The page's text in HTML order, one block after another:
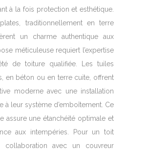
à la fois protection et esthétique.
traditionnellement en terre
un charme authentique aux
méticuleuse requiert l’expertise
de toiture qualifiée. Les tuiles
en béton ou en terre cuite, offrent
moderne avec une installation
à leur système d’emboîtement. Ce
assure une étanchéité optimale et
aux intempéries. Pour un toit
collaboration avec un couvreur